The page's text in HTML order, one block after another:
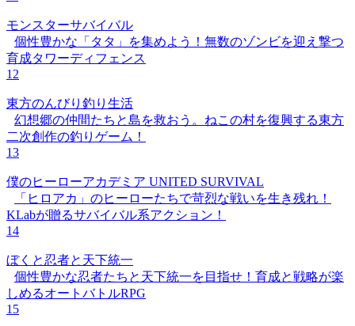
モンスターサバイバル
個性豊かな「タタ」を集めよう！無数のゾンビを迎え撃つ
育成タワーディフェンス
12
東方のんびり釣り生活
幻想郷の仲間たちと島を救おう。ねこの村を復興する東方
二次創作の釣りゲーム！
13
僕のヒーローアカデミア UNITED SURVIVAL
「ヒロアカ」のヒーローたちで苛烈な戦いを生き残れ！
KLabが贈るサバイバル系アクション！
14
ぼくと忍者と天下統一
個性豊かな忍者たちと天下統一を目指せ！育成と戦略が楽
しめるオートバトルRPG
15